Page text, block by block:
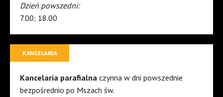
Dzień powszedni:
7.00; 18.00
KANCELARIA
Kancelaria parafialna czynna w dni powszednie
bezpośrednio po Mszach św.